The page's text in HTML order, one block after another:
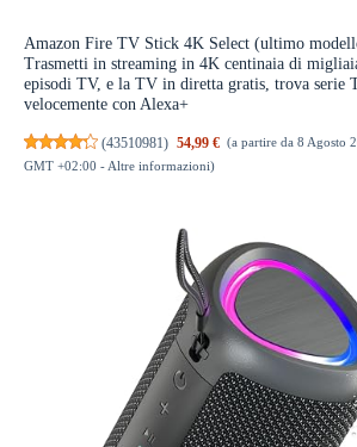
Amazon Fire TV Stick 4K Select (ultimo
Trasmetti in streaming in 4K centinaia di
episodi TV, e la TV in diretta gratis, trova serie
velocemente con Alexa+
(43510981) 54,99 € (a partire da 8 Agosto
GMT +02:00 - Altre informazioni)